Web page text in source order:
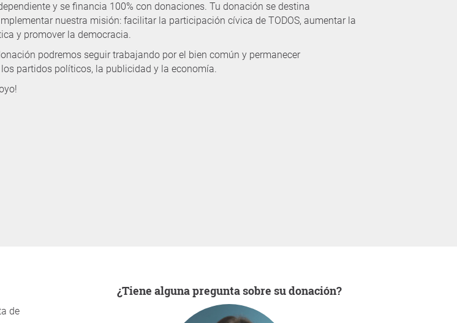
y se financia 100% con donaciones. Tu donación se destina
nuestra misión: facilitar la participación cívica de TODOS, aumentar la
y promover la democracia.
podremos seguir trabajando por el bien común y permanecer
partidos políticos, la publicidad y la economía.
de
¿Tiene alguna pregunta sobre su donación?